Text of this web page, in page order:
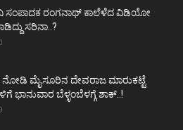
ಸಂಪಾದಕ ರಂಗನಾಥ್ ಕಾಲೆಳೆದ ವಿಡಿಯೋ
ಸರಿನಾ..?
ಮೈಸೂರಿನ ದೇವರಾಜ ಮಾರುಕಟ್ಟೆ
ಭಾನುವಾರ ಬೆಳ್ಳಂಬೆಳಗ್ಗೆ ಶಾಕ್..!